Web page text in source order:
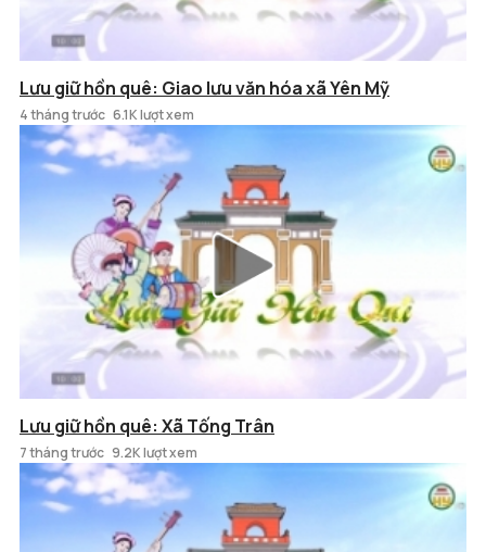
Lưu giữ hồn quê: Giao lưu văn hóa xã Yên Mỹ
4 tháng trước 6.1K lượt xem
Lưu giữ hồn quê: Xã Tống Trân
7 tháng trước 9.2K lượt xem